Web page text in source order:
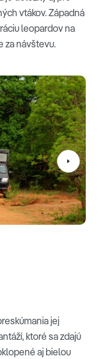
vtákov. Západná
leopardov na
za návštevu.
jej
ktoré sa zdajú
aj bielou